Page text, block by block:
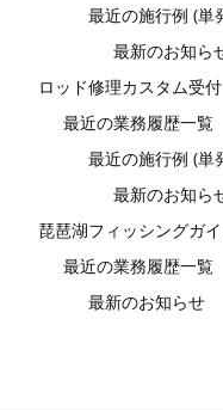
最近の施行例 (単
最新のお知ら
ロッド修理カスタム受付
最近の業務履歴一覧
最近の施行例 (単
最新のお知ら
琵琶湖フィッシングガ
最近の業務履歴一覧
最新のお知らせ